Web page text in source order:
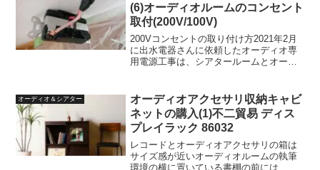
(6)オーディオルームのコンセント
取付(200V/100V)
200Vコンセントの取り付け方2021年2月
に出水電器さんに依頼したオーディオ専
用電源工事は、シアタールームとオーデ
けた出水電器オリジナル コンセント付き
ブレーカーB...
オーディオ＆シアター
オーディオアクセサリ収納キャビ
ネットの購入(1)不二貿易 ディス
プレイラック 86032
レコードとオーディオアクセサリの箱は
サイズ感が近いオーディオルームの執筆
環境の横に置いている書棚の前には、試